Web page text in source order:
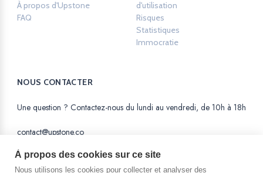
À propos d'Upstone
FAQ
d'utilisation
Risques
Statistiques
Immocratie
NOUS CONTACTER
Une question ? Contactez-nous du lundi au vendredi, de 10h à 18h
contact@upstone.co
À propos des cookies sur ce site
Nous utilisons les cookies pour collecter et analyser des